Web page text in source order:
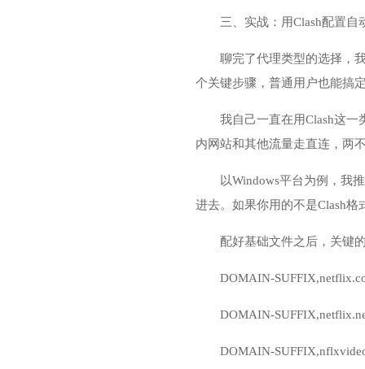
三、实战：用Clash配置自
聊完了代理类型的选择，
个关键步骤，普通用户也能搞
我自己一直在用Clash这
内网站和其他流量走直连，两
以Windows平台为例，我
进去。如果你用的不是Clash格
配好基础文件之后，关键
DOMAIN-
DOMAIN-
DOMAIN-